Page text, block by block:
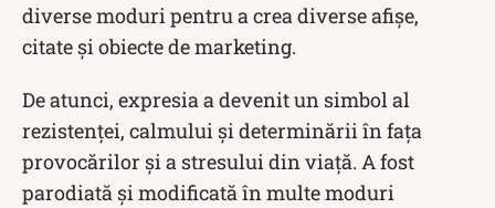
diverse moduri pentru a crea diverse afișe,
citate și obiecte de marketing.
De atunci, expresia a devenit un simbol al
rezistenței, calmului și determinării în fața
provocărilor și a stresului din viață. A fost
parodiată și modificată în multe moduri